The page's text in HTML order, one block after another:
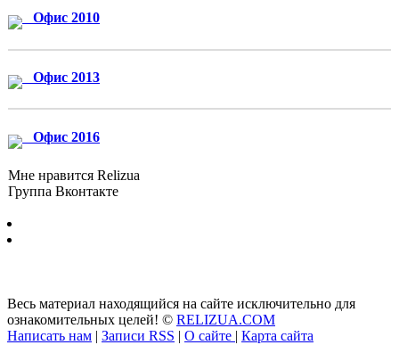
Офис 2010
Офис 2013
Офис 2016
Мне нравится Relizua
Группа Вконтакте
Весь материал находящийся на сайте исключительно для
ознакомительных целей! © RELIZUA.COM
Написать нам | Записи RSS | О сайте | Карта сайта